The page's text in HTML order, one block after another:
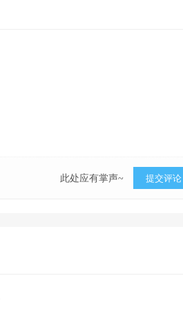
此处应有掌声~ 提交评论